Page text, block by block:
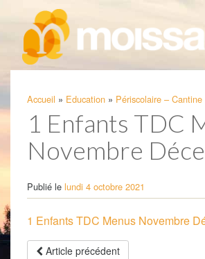
Accueil » Education » Périscolaire – Cantine
1 Enfants TDC
Novembre
Publié le lundi 4 octobre 2021
1 Enfants TDC Menus Novembre
Article précédent